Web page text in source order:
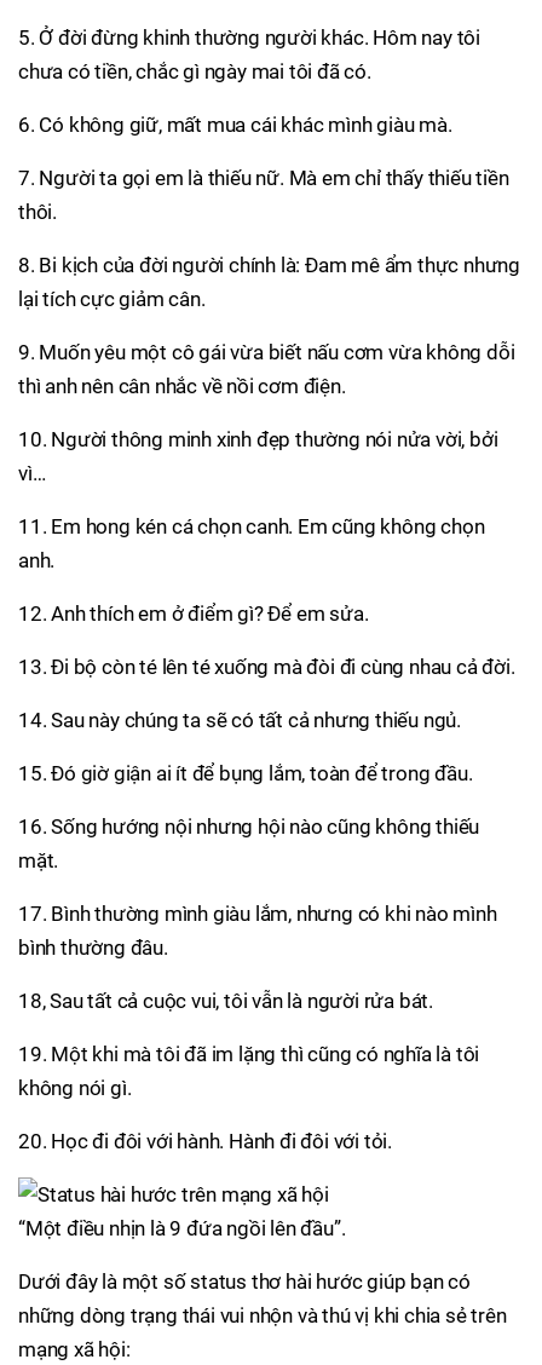
5. Ở đời đừng khinh thường người khác. Hôm nay tôi
chưa có tiền, chắc gì ngày mai tôi đã có.
6. Có không giữ, mất mua cái khác mình giàu mà.
7. Người ta gọi em là thiếu nữ. Mà em chỉ thấy thiếu tiền
thôi.
8. Bi kịch của đời người chính là: Đam mê ẩm thực nhưng
lại tích cực giảm cân.
9. Muốn yêu một cô gái vừa biết nấu cơm vừa không dỗi
thì anh nên cân nhắc về nồi cơm điện.
10. Người thông minh xinh đẹp thường nói nửa vời, bởi
vì…
11. Em hong kén cá chọn canh. Em cũng không chọn
anh.
12. Anh thích em ở điểm gì? Để em sửa.
13. Đi bộ còn té lên té xuống mà đòi đi cùng nhau cả đời.
14. Sau này chúng ta sẽ có tất cả nhưng thiếu ngủ.
15. Đó giờ giận ai ít để bụng lắm, toàn để trong đầu.
16. Sống hướng nội nhưng hội nào cũng không thiếu
mặt.
17. Bình thường mình giàu lắm, nhưng có khi nào mình
bình thường đâu.
18, Sau tất cả cuộc vui, tôi vẫn là người rửa bát.
19. Một khi mà tôi đã im lặng thì cũng có nghĩa là tôi
không nói gì.
20. Học đi đôi với hành. Hành đi đôi với tỏi.
“Một điều nhịn là 9 đứa ngồi lên đầu”.
Dưới đây là một số status thơ hài hước giúp bạn có
những dòng trạng thái vui nhộn và thú vị khi chia sẻ trên
mạng xã hội: